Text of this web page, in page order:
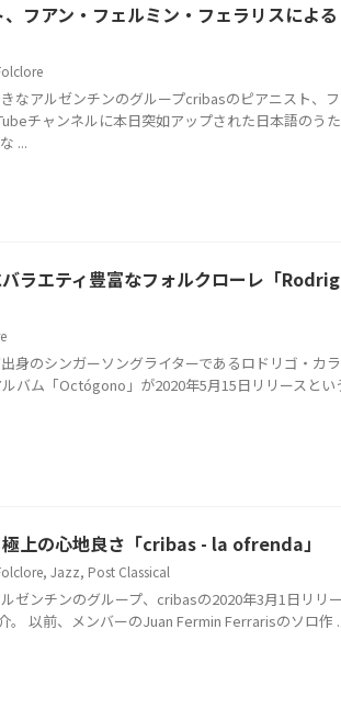
フアン・フェルミン・フェラリスによ
なアルゼンチンのグループcribasのピアニスト、
チャンネルに本日突如アップされた日本語のう
...
ラエティ豊富なフォルクローレ「
身のシンガーソングライターであるロドリゴ・カ
バム「Octógono」が2020年5月15日リリースとい
上の心地良さ「cribas - la ofrenda」
, Jazz, Post Classical
ゼンチンのグループ、cribasの2020年3月1日リリ
。 以前、メンバーのJuan Fermin Ferrarisのソロ作